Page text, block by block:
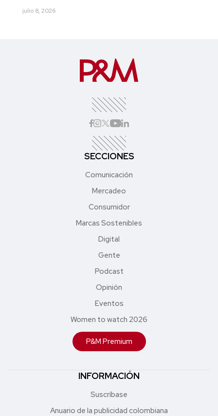
julio 8, 2026
SECCIONES
Comunicación
Mercadeo
Consumidor
Marcas Sostenibles
Digital
Gente
Podcast
Opinión
Eventos
Women to watch 2026
P&M Premium
INFORMACIÓN
Suscríbase
Anuario de la publicidad colombiana